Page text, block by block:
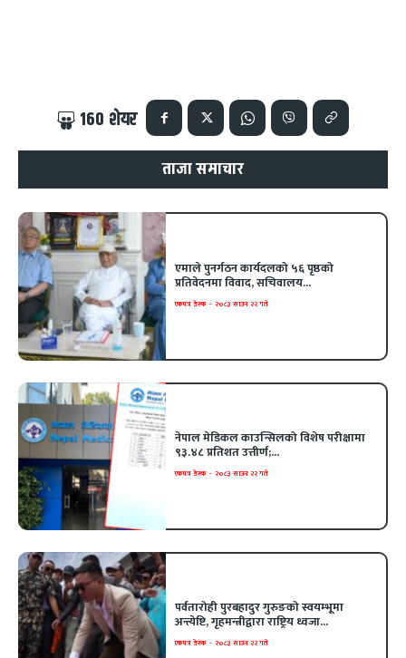
160 शेयर
ताजा समाचार
एमाले पुनर्गठन कार्यदलको ५६ पृष्ठको
प्रतिवेदनमा विवाद, सचिवालय...
एकपत्र डेस्क - २०८३ साउन २२ गते
नेपाल मेडिकल काउन्सिलको विशेष परीक्षामा
९३.४८ प्रतिशत उत्तीर्ण;...
एकपत्र डेस्क - २०८३ साउन २२ गते
पर्वतारोही पुरबहादुर गुरुङको स्वयम्भूमा
अन्त्येष्टि, गृहमन्त्रीद्वारा राष्ट्रिय ध्वजा...
एकपत्र डेस्क - २०८३ साउन २२ गते